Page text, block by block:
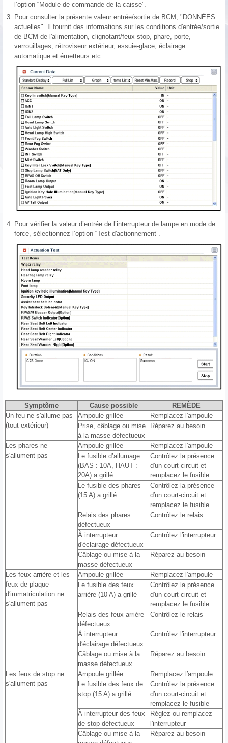
l’option “Module de commande de la caisse”.
3. Pour consulter la présente valeur entrée/sortie de BCM, "DONNÉES
actuelles". Il fournit des informations sur les conditions d'entrée/sortie
de BCM de l'alimentation, clignotant/feux stop, phare, porte,
verrouillages, rétroviseur extérieur, essuie-glace, éclairage
automatique et émetteurs etc.
4. Pour vérifier la valeur d’entrée de l’interrupteur de lampe en mode de
force, sélectionnez l’option “Test d'actionnement”.
Symptôme Cause possible
REMÈDE
Un feu ne s'allume pas
(tout extérieur)
Ampoule grillée
Remplacez l′ampoule
Prise, câblage ou mise
à la masse défectueux
Réparez au besoin
Les phares ne
s'allument pas
Ampoule grillée
Remplacez l′ampoule
Le fusible d’allumage
(BAS : 10A, HAUT :
20A) a grillé
Contrôlez la présence
d′un court-circuit et
remplacez le fusible
Le fusible des phares
(15 A) a grillé
Contrôlez la présence
d′un court-circuit et
remplacez le fusible
Relais des phares
défectueux
Contrôlez le relais
À interrupteur
d′éclairage défectueux
Contrôlez l′interrupteur
Câblage ou mise à la
masse défectueux
Réparez au besoin
Les feux arrière et les
feux de plaque
d′immatriculation ne
s'allument pas
Ampoule grillée
Remplacez l′ampoule
Le fusible des feux
arrière (10 A) a grillé
Contrôlez la présence
d′un court-circuit et
remplacez le fusible
Relais des feux arrière
défectueux
Contrôlez le relais
À interrupteur
d′éclairage défectueux
Contrôlez l′interrupteur
Câblage ou mise à la
masse défectueux
Réparez au besoin
Les feux de stop ne
s'allument pas
Ampoule grillée
Remplacez l′ampoule
Le fusible des feux de
stop (15 A) a grillé
Contrôlez la présence
d′un court-circuit et
remplacez le fusible
À interrupteur des feux
de stop défectueux
Réglez ou remplacez
l′interrupteur
Câblage ou mise à la
Réparez au besoin